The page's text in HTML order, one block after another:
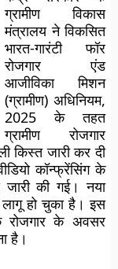
ग्रामीण विकास
मंत्रालय नेविकसित
भारत-गारंटी फॉर
रोजगार एंड
आजीविका मिशन
(ग्रामीण) अधिनियम,
2025 के तहत
ग्रामीण रोजगार
किस्त जारी कर दी
कॉन्फ्रेंसिंग के
की गई। नया
हो चुका है। इस
रोजगार के अवसर
है।